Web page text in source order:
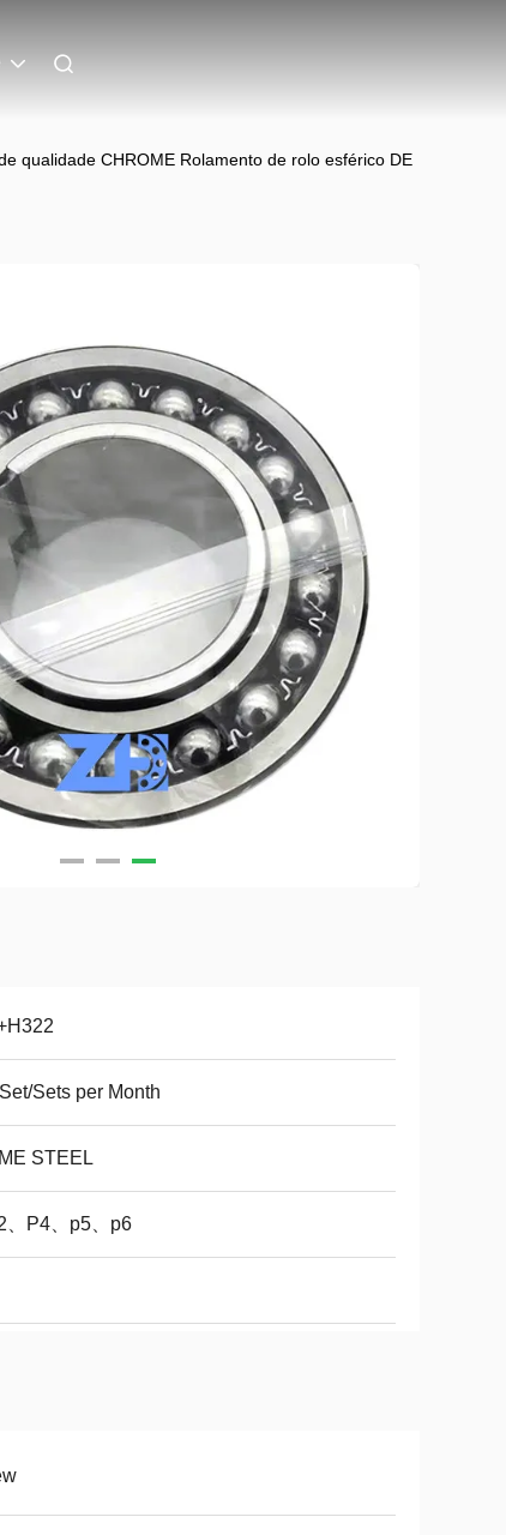
qualidade CHROME Rolamento de rolo esférico DE
Sets per Month
STEEL
、P4、p5、p6